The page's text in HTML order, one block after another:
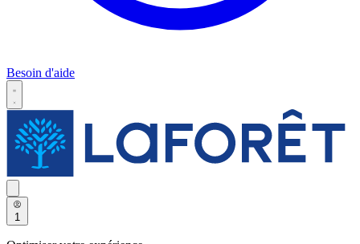
Besoin d'aide
1